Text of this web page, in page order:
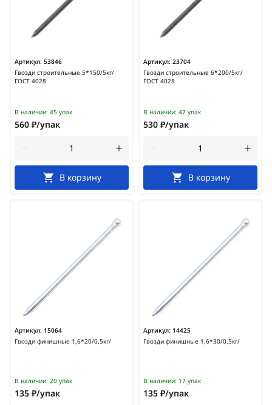
Артикул: 53846
Гвозди строительные 5*150/5кг/
ГОСТ 4028
В наличии: 45 упак
560 ₽/упак
В корзину
Артикул: 23704
Гвозди строительные 6*200/5кг/
ГОСТ 4028
В наличии: 47 упак
530 ₽/упак
В корзину
Артикул: 15064
Гвозди финишные 1,6*20/0,5кг/
В наличии: 20 упак
135 ₽/упак
Артикул: 14425
Гвозди финишные 1,6*30/0,5кг/
В наличии: 17 упак
135 ₽/упак